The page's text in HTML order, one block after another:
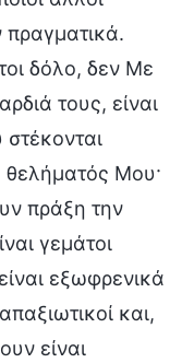
δόλο, δεν Με
τους, είναι
στέκονται
θελήματός Μου·
πράξη την
γεμάτοι
εξωφρενικά
και,
είναι